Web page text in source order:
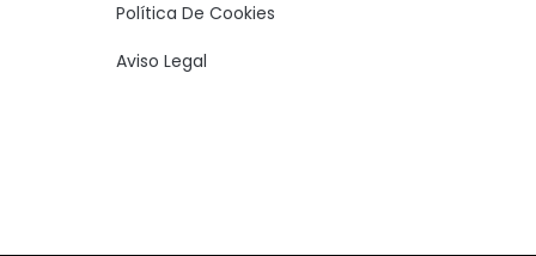
Política De Cookies
Aviso Legal